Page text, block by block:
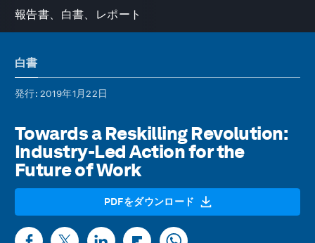
報告書、白書、レポート
白書
発行: 2019年1月22日
Towards a Reskilling Revolution:
Industry-Led Action for the
Future of Work
PDFをダウンロード